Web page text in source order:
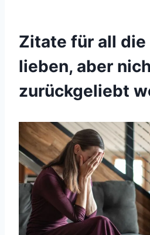
Zitate für all die
lieben, aber
zurückgeliebt